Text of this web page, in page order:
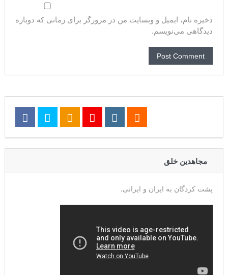
ذخیره نام، ایمیل و وبسایت من در مرورگر برای زمانی که دوباره
دیدگاهی می‌نویسم.
مجاهدین خلق
پشت کردگان به ایران و ایرانی.